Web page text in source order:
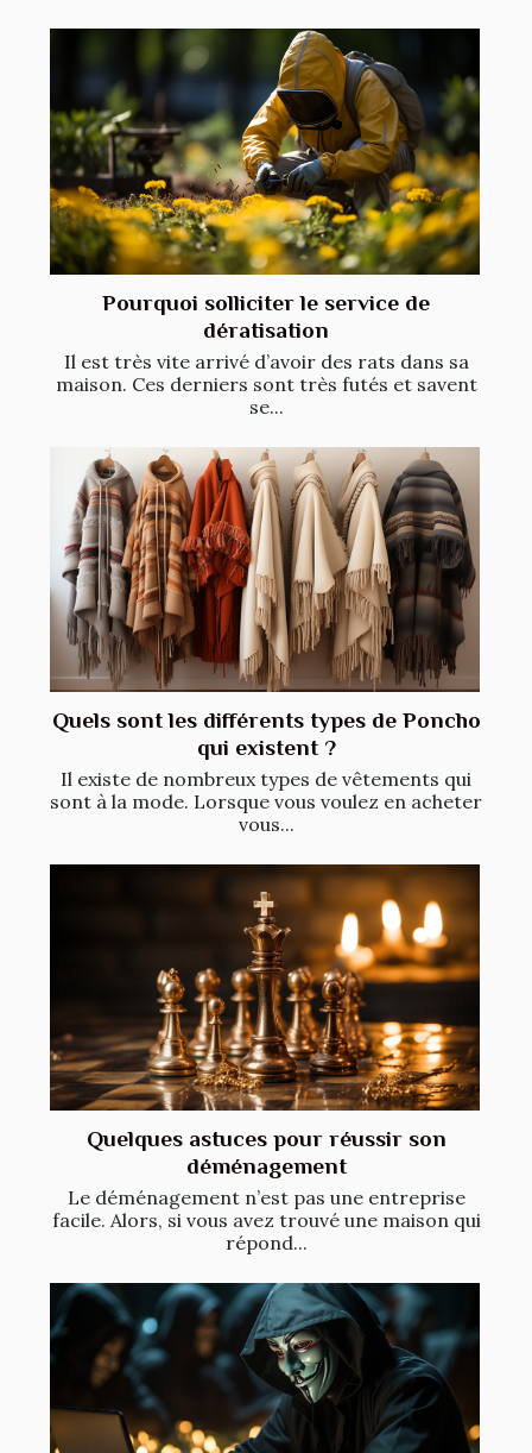
Pourquoi solliciter le service de
dératisation
Il est très vite arrivé d’avoir des rats dans sa
maison. Ces derniers sont très futés et savent
se...
Quels sont les différents types de Poncho
qui existent ?
Il existe de nombreux types de vêtements qui
sont à la mode. Lorsque vous voulez en acheter
vous...
Quelques astuces pour réussir son
déménagement
Le déménagement n’est pas une entreprise
facile. Alors, si vous avez trouvé une maison qui
répond...